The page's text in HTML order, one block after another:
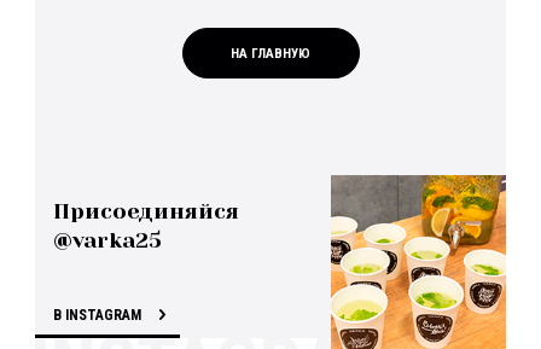
НА ГЛАВНУЮ
Присоединяйся
@varka25
В INSTAGRAM